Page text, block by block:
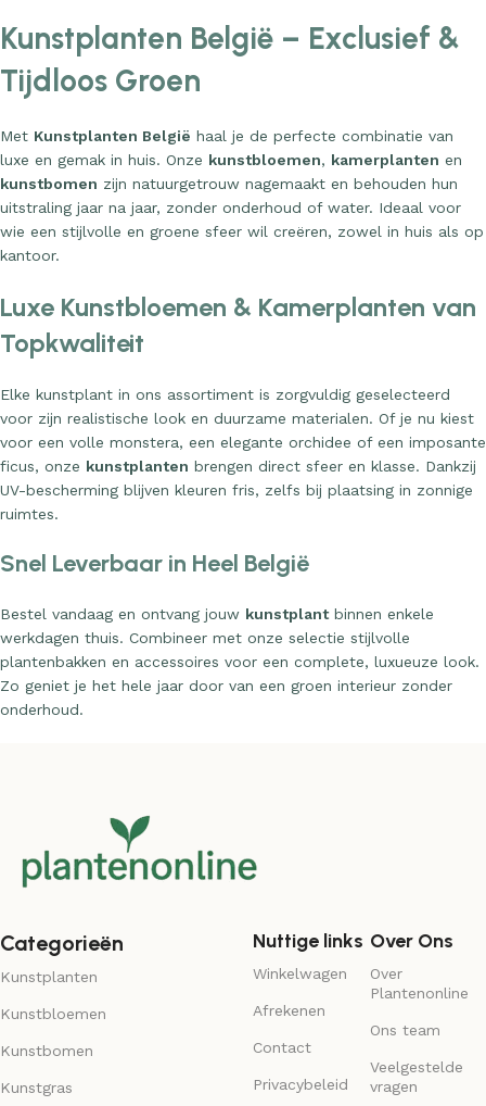
Kunstplanten België – Exclusief &
Tijdloos Groen
Met Kunstplanten Belgiëhaal je de perfecte combinatie van
luxe en gemak in huis. Onzekunstbloemen, kamerplantenen
kunstbomenzijn natuurgetrouw nagemaakt en behouden hun
uitstraling jaar na jaar, zonder onderhoud of water. Ideaal voor
wie een stijlvolle en groene sfeer wil creëren, zowel in huis als op
Luxe Kunstbloemen & Kamerplanten van
Topkwaliteit
Elke kunstplant in ons assortiment is zorgvuldig geselecteerd
voor zijn realistische look en duurzame materialen. Of je nu kiest
voor een volle monstera, een elegante orchidee of een imposante
ficus, onzekunstplantenbrengen direct sfeer en klasse. Dankzij
UV-bescherming blijven kleuren fris, zelfs bij plaatsing in zonnige
Snel Leverbaar in Heel België
Bestel vandaag en ontvang jouw kunstplantbinnen enkele
werkdagen thuis. Combineer met onze selectie stijlvolle
plantenbakken en accessoires voor een complete, luxueuze look.
Zo geniet je het hele jaar door van een groen interieur zonder
Categorieën
Over
Veelgestelde